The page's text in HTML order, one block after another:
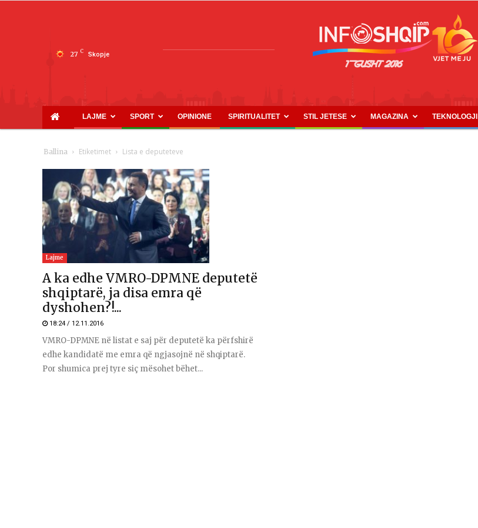
27 C Skopje
INFOSHQIP.COM
LAJME SPORT OPINIONE SPIRITUALITET STIL JETESE MAGAZINA TEKNOLOGJI
Ballina Etiketimet Lista e deputeteve
Lajme
A ka edhe VMRO-DPMNE deputetë
shqiptarë, ja disa emra që
dyshohen?!...
18:24 / 12.11.2016
VMRO-DPMNE në listat e saj për deputetë ka përfshirë
edhe kandidatë me emra që ngjasojnë në shqiptarë.
Por shumica prej tyre siç mësohet bëhet...